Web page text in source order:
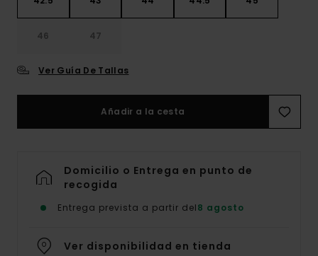
46 47
Ver Guía De Tallas
Añadir a la cesta
Domicilio o Entrega en punto de
recogida
Entrega prevista a partir del8 agosto
Ver disponibilidad en tienda